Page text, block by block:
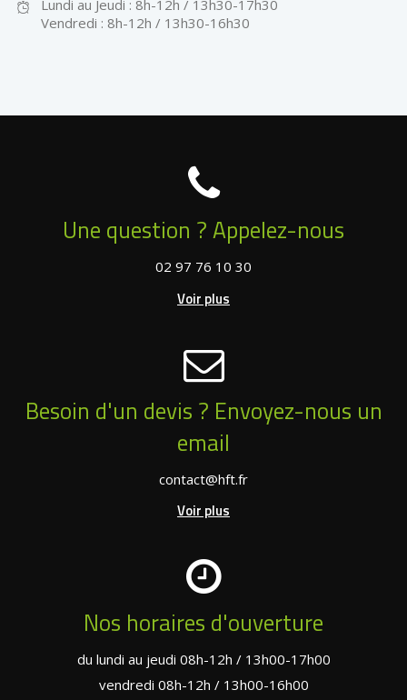
Lundi au Jeudi : 8h-12h / 13h30-17h30
Vendredi : 8h-12h / 13h30-16h30
Une question ? Appelez-nous
02 97 76 10 30
Voir plus
Besoin d'un devis ? Envoyez-nous un
email
contact@hft.fr
Voir plus
Nos horaires d'ouverture
du lundi au jeudi 08h-12h / 13h00-17h00
vendredi 08h-12h / 13h00-16h00